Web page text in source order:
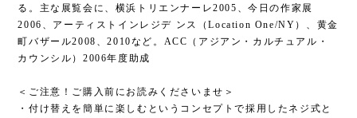
る。主な展覧会に、横浜トリエンナーレ2005、今日の作家展
2006、アーティストインレジデ ンス（Location One/NY）、黄金
町バザール2008、2010など。ACC（アジアン・カルチュアル・
カウンシル）2006年度助成
＜ご注意！ご購入前にお読みくださいませ＞
・付け替えを簡単に楽しむというコンセプトで採用したネジ式と